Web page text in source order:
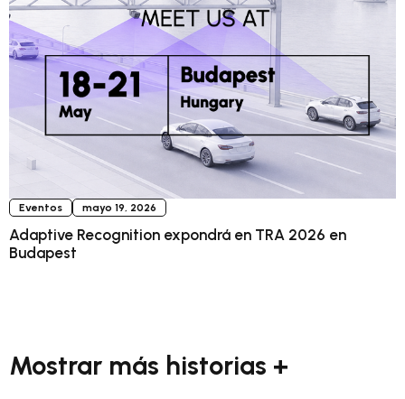
Eventos mayo 19, 2026
Adaptive Recognition expondrá en TRA 2026 en
Budapest
Mostrar más historias +